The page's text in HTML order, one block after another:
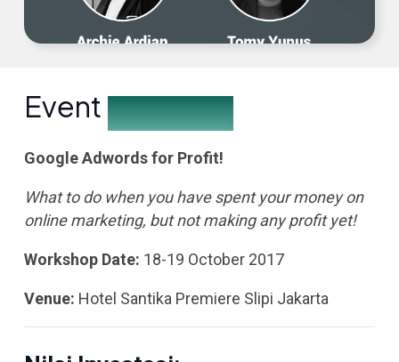
Event Description
Google Adwords for Profit!
What to do when you have spent your money on
online marketing, but not making any profit yet!
Workshop Date: 18-19 October 2017
Venue: Hotel Santika Premiere Slipi Jakarta